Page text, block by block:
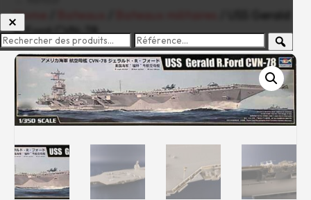
-20%Pouvoir d'achat
Rechercher des produits...
Mon panier0
0,00€
Connexion / Inscription
Home
/ USS Gerald
R.Ford CVN-78